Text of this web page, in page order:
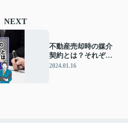
NEXT
不動産売却時の媒介
契約とは？それぞれ
のメリット・デメリ
2024.01.16